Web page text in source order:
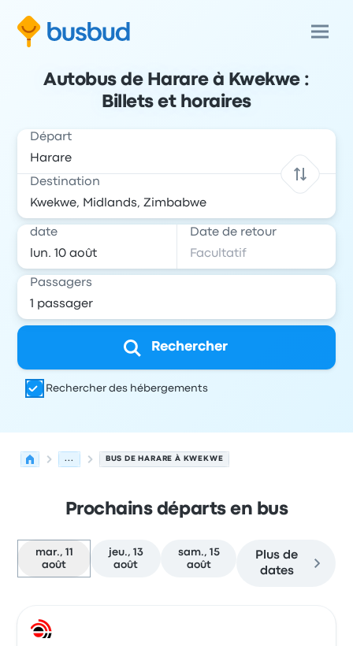
Autobus de Harare à Kwekwe :
Billets et horaires
Départ
Destination
date Date de retour
Passagers
Rechercher
Rechercher des hébergements
... BUS DE HARARE À KWEKWE
Prochains départs en bus
mar., 11
août
jeu., 13
août
sam., 15
août
Plus de
dates